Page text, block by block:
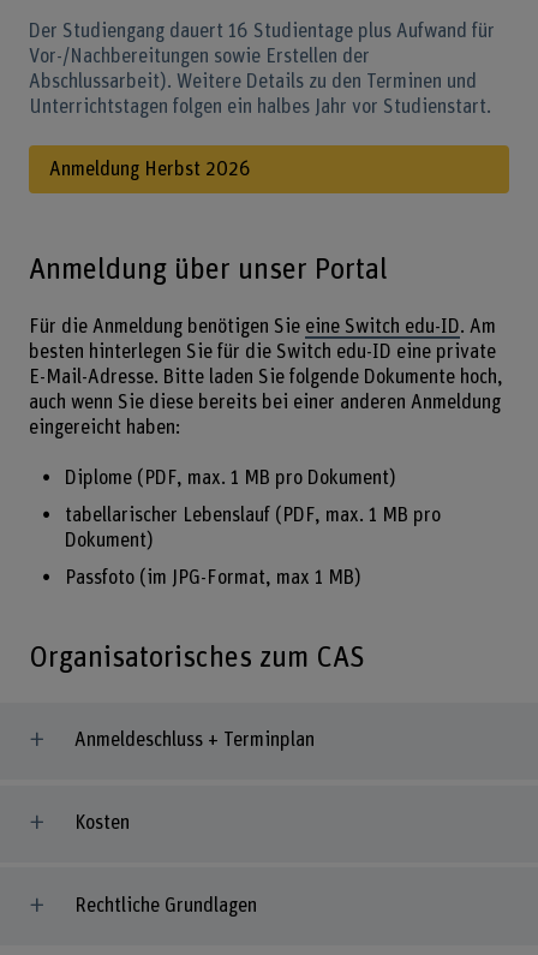
Der Studiengang dauert 16 Studientage plus Aufwand für
Vor-/Nachbereitungen sowie Erstellen der
Abschlussarbeit). Weitere Details zu den Terminen und
Unterrichtstagen folgen ein halbes Jahr vor Studienstart.
Anmeldung Herbst 2026
Anmeldung über unser Portal
Für die Anmeldung benötigen Sie eine Switch edu-ID. Am
besten hinterlegen Sie für die Switch edu-ID eine private
E-Mail-Adresse. Bitte laden Sie folgende Dokumente hoch,
auch wenn Sie diese bereits bei einer anderen Anmeldung
eingereicht haben:
Diplome (PDF, max. 1 MB pro Dokument)
tabellarischer Lebenslauf (PDF, max. 1 MB pro
Dokument)
Passfoto (im JPG-Format, max 1 MB)
Organisatorisches zum CAS
Anmeldeschluss + Terminplan
Kosten
Rechtliche Grundlagen